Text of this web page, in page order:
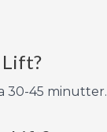
Lift?
30-45 minutter.